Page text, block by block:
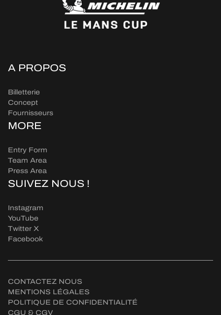
A PROPOS
Billetterie
Concept
Fournisseurs
MORE
Entry Form
Team Area
Press Area
SUIVEZ NOUS !
Instagram
YouTube
Twitter X
Facebook
CONTACTEZ NOUS
MENTIONS LÉGALES
POLITIQUE DE CONFIDENTIALITÉ
CGU & CGV